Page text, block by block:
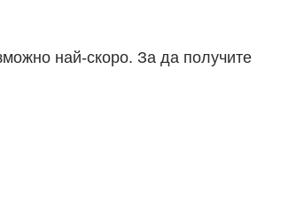
най-скоро. За да получите